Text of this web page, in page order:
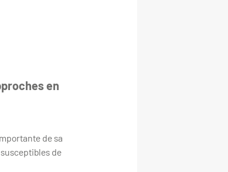
en
de sa
de